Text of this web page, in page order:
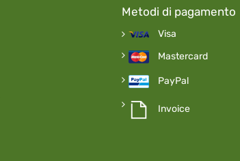
Metodi di pagamento
Visa
Mastercard
PayPal
Invoice